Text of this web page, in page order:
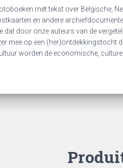
mét tekst over Belgische,
en andere
dat door onze auteurs van de
mee op een (her)ontdekkingstocht
worden de economische,